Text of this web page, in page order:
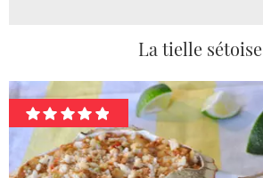
La tielle sétoise